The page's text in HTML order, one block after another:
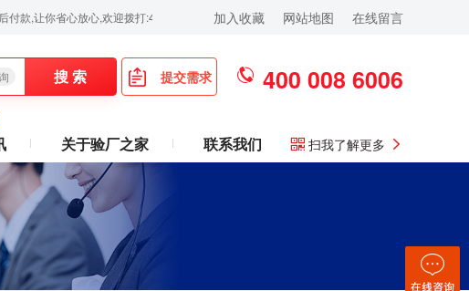
放心,欢迎拨打:400-008-6006！ 加入收藏 网站地图 在线留言
搜 索 提交需求 400 008 6006
关于验厂之家 联系我们 扫我了解更多